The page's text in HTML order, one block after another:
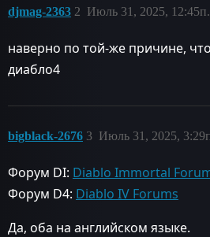
djmag-2363 Июль 31, 2025,
2
наверно по той-же причине,
диабло4
bigblack-2676 Июль 31, 2025,
3
Форум DI: Diablo Immortal
Форум D4: Diablo IV Forums
Да, оба на английском языке.